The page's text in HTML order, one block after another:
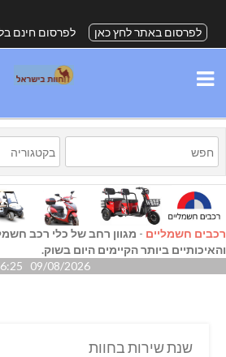
לפרסום באתר לחץ כאן
לפרסום חינם
רכבים חשמליים - מגוון רחב של כלי רכב
והאיכותיים ביותר הקיימים היום בשוק.
09/08/2026 16:25
שנת שירות בחוות